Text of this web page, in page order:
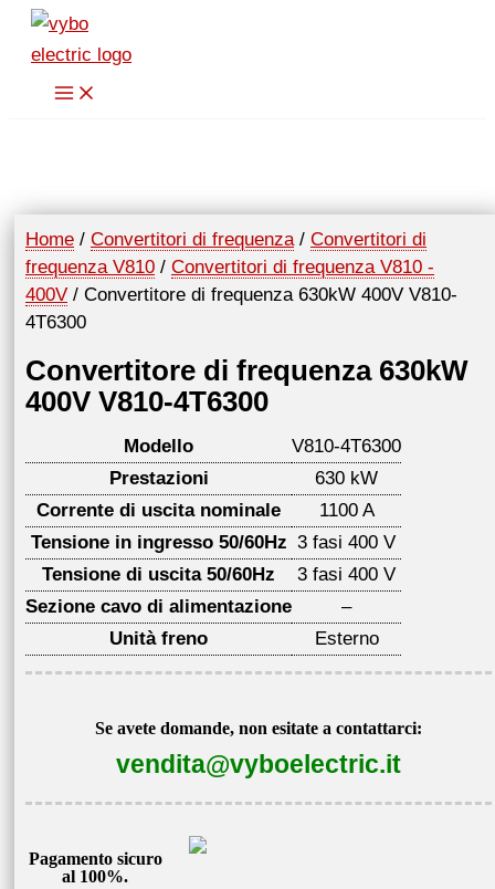
Vai
contenuto
Home / Convertitori di frequenza/ Convertitori di
frequenza V810 / Convertitori di frequenza V810 -
400V / Convertitore di frequenza 630kW 400V V810-
4T6300
Convertitore di frequenza 630kW
400V V810-4T6300
Modello
V810-4T6300
Prestazioni
630 kW
Corrente di uscita nominale
1100 A
Tensione in ingresso 50/60Hz 3 fasi 400 V
Tensione di uscita 50/60Hz
3 fasi 400 V
Sezione cavo di alimentazione
–
Unità freno
Esterno
Se avete domande, non esitate a contattarci:
vendita@vyboelectric.it
Pagamento sicuro
al 100%.